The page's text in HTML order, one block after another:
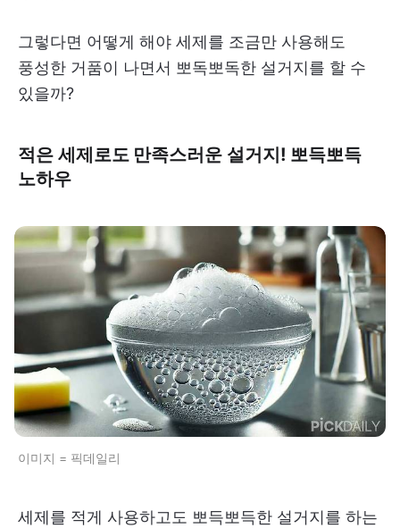
그렇다면 어떻게 해야 세제를 조금만 사용해도
풍성한 거품이 나면서 뽀독뽀독한 설거지를 할 수
있을까?
적은 세제로도 만족스러운 설거지! 뽀득뽀득
노하우
이미지 = 픽데일리
세제를 적게 사용하고도 뽀득뽀득한 설거지를 하는